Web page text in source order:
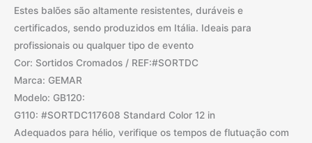
Estes balões são altamente resistentes, duráveis e
certificados, sendo produzidos em Itália. Ideais para
profissionais ou qualquer tipo de evento
Cor: Sortidos Cromados / REF:#SORTDC
Marca: GEMAR
Modelo: GB120:
G110: #SORTDC117608 Standard Color 12 in
Adequados para hélio, verifique os tempos de flutuação com